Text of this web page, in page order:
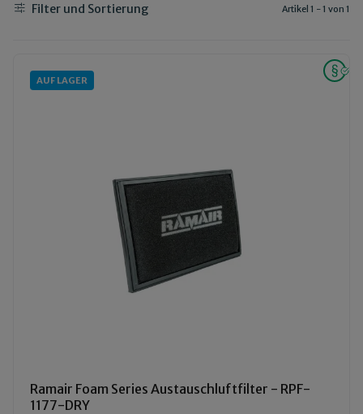
Filter und Sortierung Artikel 1 - 1 von 1
AUF LAGER
Ramair Foam Series Austauschluftfilter - RPF-
1177-DRY